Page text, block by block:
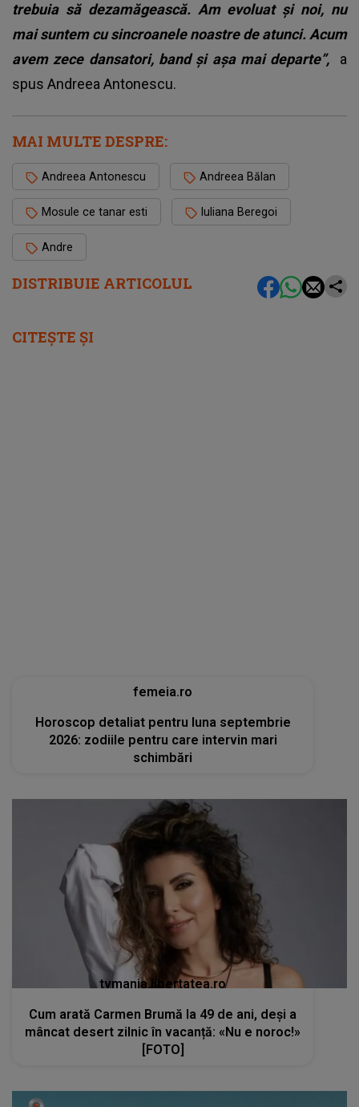
DISTRIBUIE ARTICOLUL
trebuia să dezamăgească. Am evoluat și noi, nu
mai suntem cu sincroanele noastre de atunci. Acum
avem zece dansatori, band și așa mai departe”, a
spus Andreea Antonescu.
MAI MULTE DESPRE:
Andreea Antonescu Andreea Bălan
Mosule ce tanar esti Iuliana Beregoi
Andre
CITEȘTE ȘI
femeia.ro
Horoscop detaliat pentru luna septembrie
2026: zodiile pentru care intervin mari
schimbări
tvmania.libertatea.ro
Cum arată Carmen Brumă la 49 de ani, deși a
mâncat desert zilnic în vacanță: «Nu e noroc!»
[FOTO]